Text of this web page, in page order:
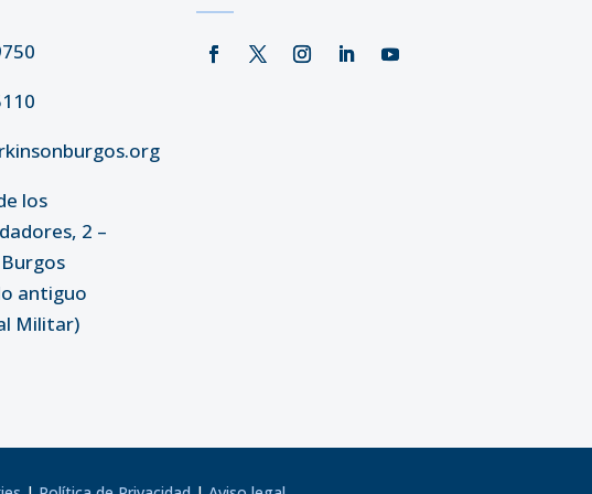
los
2 –
antiguo
Militar)